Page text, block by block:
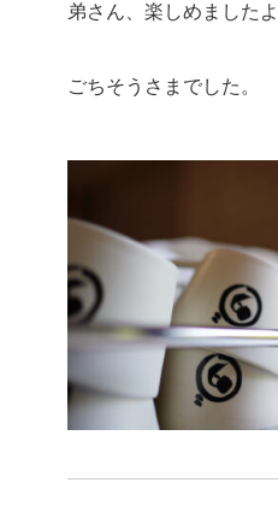
弟さん、楽しめました
ごちそうさまでした。